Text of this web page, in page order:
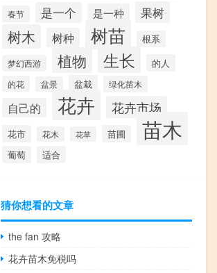
春节 是一个 是一种 果树
树木 树种 树苗
根系
梦幻西游
植物 生长 的人
的花 盆景 盆栽 绿化苗木
自己的 花卉 花卉市场
花市 花木 花草 苗圃 苗木
葡萄 适合
猜你想看的文章
the fan 攻略
花卉苗木免税吗